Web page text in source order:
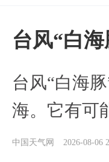
台风“白
台风“白海
海。它有可
中国天气网 2026-08-06